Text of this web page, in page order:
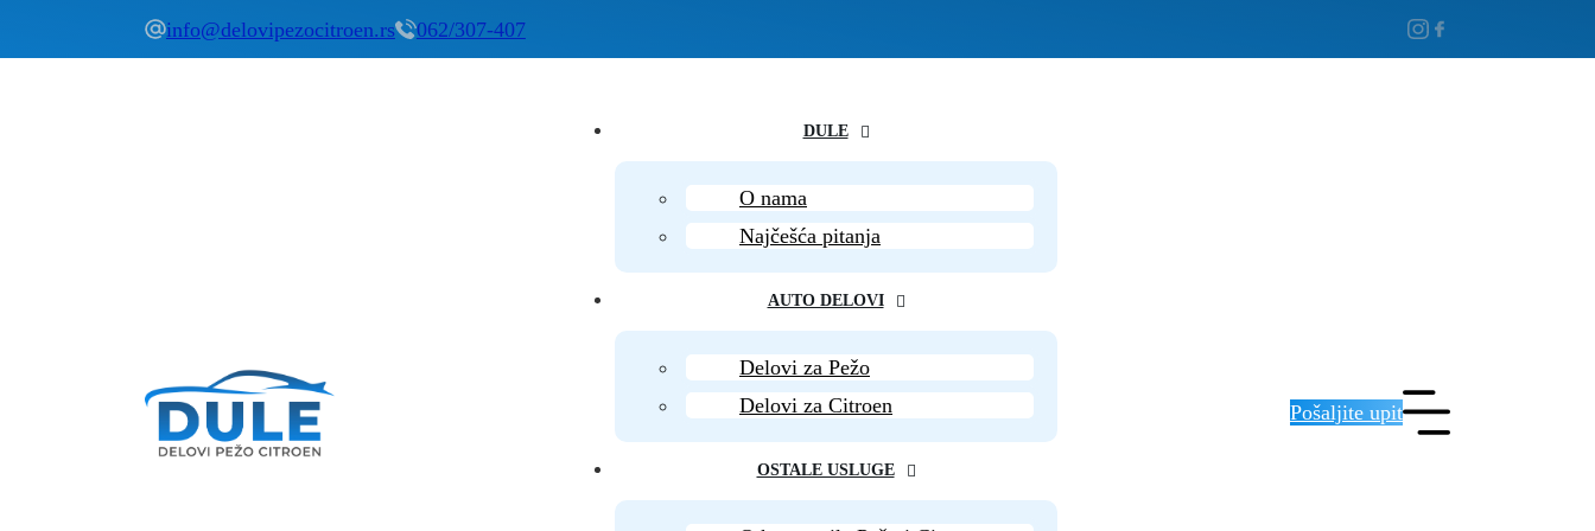
info@delovipezocitroen.rs 062/307-407
DULE
O nama
Najčešća pitanja
AUTO DELOVI
Delovi za Pežo
Delovi za Citroen
OSTALE USLUGE
Pošaljite upit